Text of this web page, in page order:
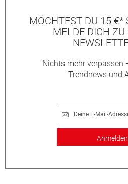
MÖCHTEST DU 15 €*
MELDE DICH ZU
Nichts mehr verpassen
Trendnews und
Anmelden